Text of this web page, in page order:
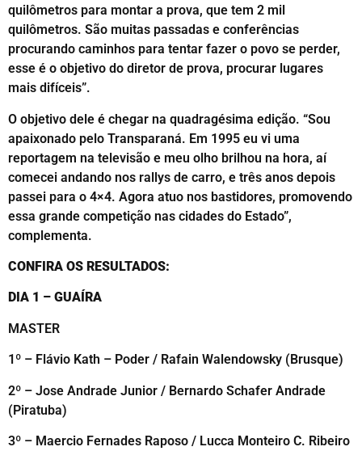
quilômetros para montar a prova, que tem 2 mil
quilômetros. São muitas passadas e conferências
procurando caminhos para tentar fazer o povo se perder,
esse é o objetivo do diretor de prova, procurar lugares
mais difíceis”.
O objetivo dele é chegar na quadragésima edição. “Sou
apaixonado pelo Transparaná. Em 1995 eu vi uma
reportagem na televisão e meu olho brilhou na hora, aí
comecei andando nos rallys de carro, e três anos depois
passei para o 4×4. Agora atuo nos bastidores, promovendo
essa grande competição nas cidades do Estado”,
complementa.
CONFIRA OS RESULTADOS:
DIA 1 – GUAÍRA
MASTER
1º – Flávio Kath – Poder / Rafain Walendowsky (Brusque)
2º – Jose Andrade Junior / Bernardo Schafer Andrade
(Piratuba)
3º – Maercio Fernades Raposo / Lucca Monteiro C. Ribeiro